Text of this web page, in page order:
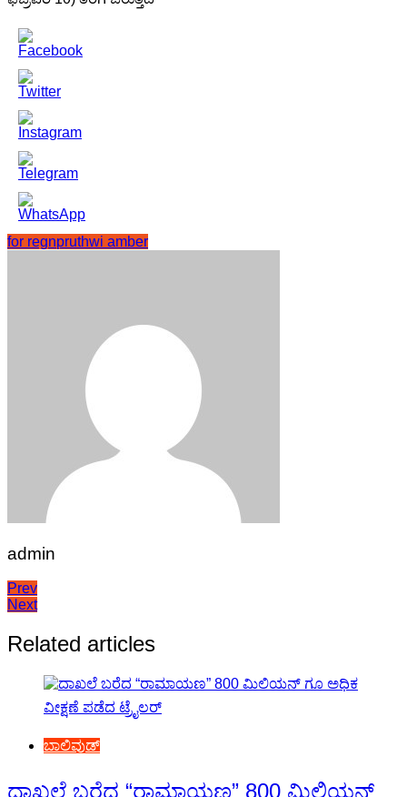
for regnpruthwi amber
admin
Post
navigation
Prev
Next
Related articles
ಬಾಲಿವುಡ್
ದಾಖಲೆ ಬರೆದ “ರಾಮಾಯಣ” 800 ಮಿಲಿಯನ್